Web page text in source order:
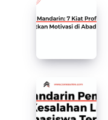
Belajar
Mandarin:
Profesional
Tingkatkan
Motivasi
di
Mandarin
Pemula:
5